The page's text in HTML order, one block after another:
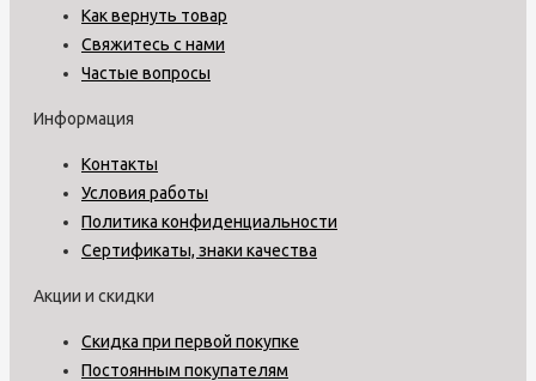
Как вернуть товар
Свяжитесь с нами
Частые вопросы
Информация
Контакты
Условия работы
Политика конфиденциальности
Сертификаты, знаки качества
Акции и скидки
Скидка при первой покупке
Постоянным покупателям